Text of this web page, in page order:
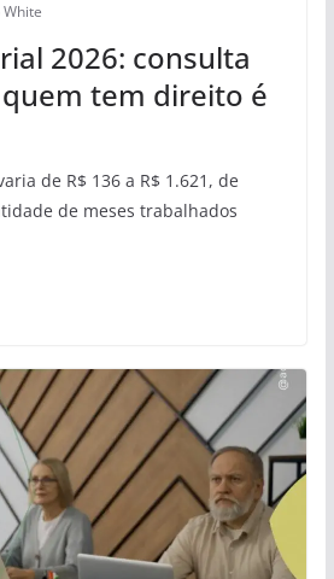
2026: consulta
tem direito é
de R$ 136 a R$ 1.621, de
de meses trabalhados